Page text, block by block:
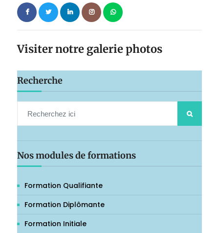
Visiter notre galerie photos
Recherche
Nos modules de formations
Formation Qualifiante
Formation Diplômante
Formation Initiale